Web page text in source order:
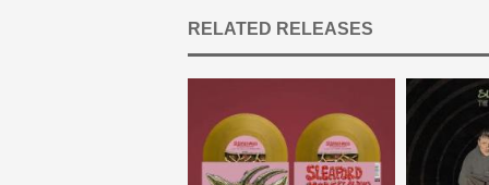
RELATED RELEASES